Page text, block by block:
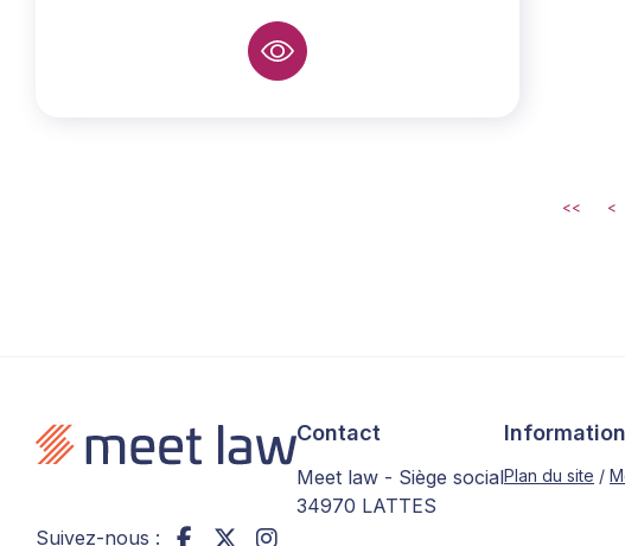
<< <
Suivez-nous :
Contact
Meet law - Siège social
34970 LATTES
Plan du site